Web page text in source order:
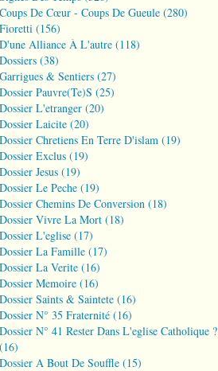
Coups De Cœur - Coups De Gueule (280)
Fioretti (156)
D'une Alliance À L'autre (118)
Dossiers (38)
Garrigues & Sentiers (27)
Dossier Pauvre(te)s (25)
Dossier L'etranger (20)
Dossier Laicite (20)
Dossier Chretiens En Terre D'islam (19)
Dossier Exclus (19)
Dossier Jesus (19)
Dossier Le Peche (19)
Dossier Chemins De Conversion (18)
Dossier Vivre La Mort (18)
Dossier L'eglise (17)
Dossier La Famille (17)
Dossier La Verite (16)
Dossier Memoire (16)
Dossier Saints & Saintete (16)
Dossier N° 35 Fraternité (16)
Dossier N° 41 Rester Dans L'eglise Catholique ?
(16)
Dossier A Bout De Souffle (15)